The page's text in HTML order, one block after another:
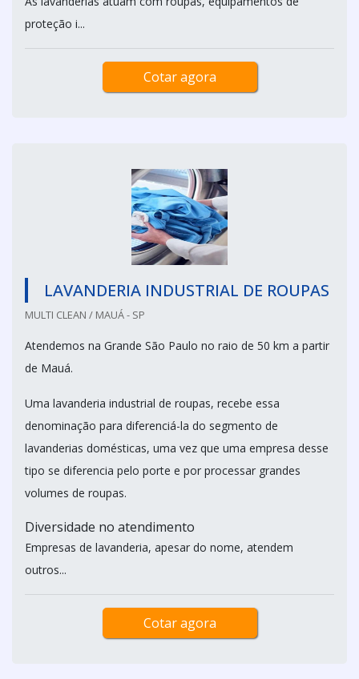
proteção i...
Cotar agora
LAVANDERIA INDUSTRIAL DE ROUPAS
MULTI CLEAN / MAUÁ - SP
Atendemos na Grande São Paulo no raio de 50 km a partir
de Mauá.
Uma lavanderia industrial de roupas, recebe essa
denominação para diferenciá-la do segmento de
lavanderias domésticas, uma vez que uma empresa desse
tipo se diferencia pelo porte e por processar grandes
volumes de roupas.
Diversidade no atendimento
Empresas de lavanderia, apesar do nome, atendem
outros...
Cotar agora